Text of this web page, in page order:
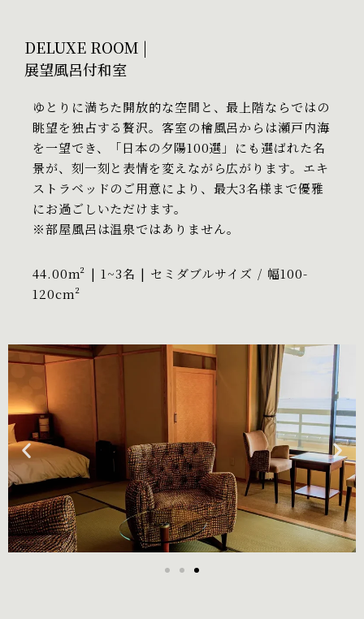
DELUXE ROOM |
展望風呂付和室
ゆとりに満ちた開放的な空間と、最上階ならではの
眺望を独占する贅沢。客室の檜風呂からは瀬戸内海
を一望でき、「日本の夕陽100選」にも選ばれた名
景が、刻一刻と表情を変えながら広がります。エキ
ストラベッドのご用意により、最大3名様まで優雅
にお過ごしいただけます。
※部屋風呂は温泉ではありません。
44.00m² | 1~3名 | セミダブルサイズ / 幅100-
120cm²